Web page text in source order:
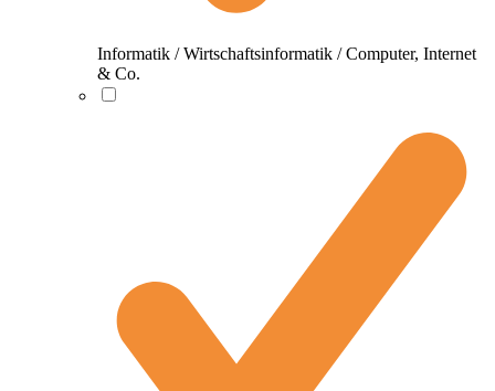
Informatik / Wirtschaftsinformatik / Computer, Internet
& Co.